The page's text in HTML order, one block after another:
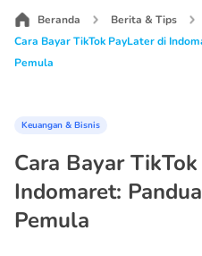
Beranda
Berita & Tips
Cara Bayar TikTok PayLater di
Pemula
Keuangan & Bisnis
Cara Bayar
Indomaret:
Pemula